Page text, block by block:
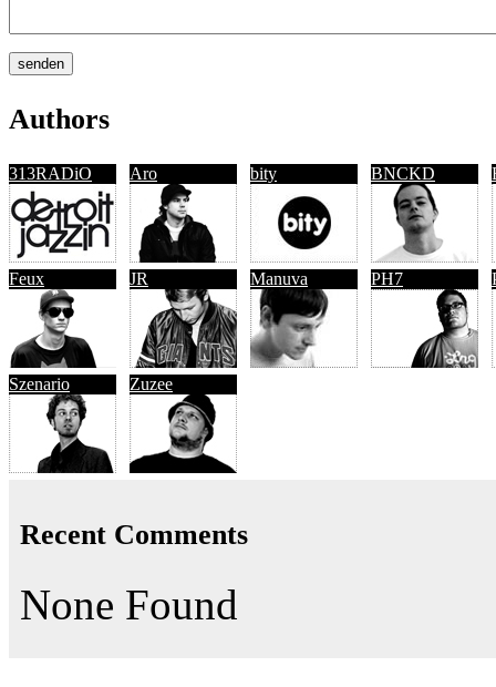
Authors
313RADiO Aro bity BNCKD
Feux JR Manuva PH7
Szenario Zuzee
Recent Comments
None Found